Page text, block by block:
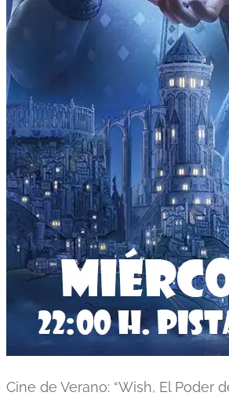
Cine de Verano: “Wish, El Poder